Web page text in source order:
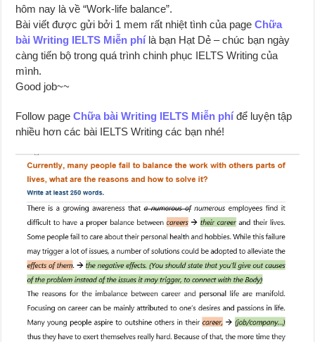
hôm nay là về “Work-life balance”.
Bài viết được gửi bởi 1 mem rất nhiệt tình của pageChữa
bài Writing IELTS Miễn phílà bạn Hạt Dẻ – chúc bạn ngày
càng tiến bộ trong quá trình chinh phục IELTS Writing của
mình.
Good job~~
Follow pageChữa bài Writing IELTS Miễn phíđể luyện tập
nhiều hơn các bài IELTS Writing các bạn nhé!